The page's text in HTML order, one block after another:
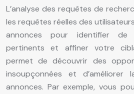
L’analyse des requêtes de
les requêtes réelles des
annonces pour identifier de
pertinents et affiner votre
permet de découvrir des
insoupçonnées et
annonces. Par exemple, vous